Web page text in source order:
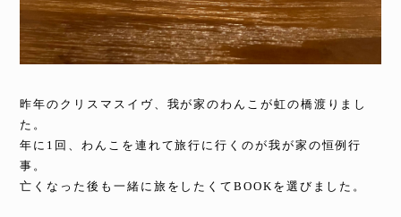
昨年のクリスマスイヴ、我が家のわんこが虹の橋渡りまし
た。
年に1回、わんこを連れて旅行に行くのが我が家の恒例行
事。
亡くなった後も一緒に旅をしたくてBOOKを選びました。